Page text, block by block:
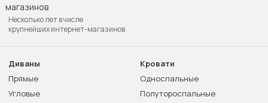
Несколько лет в числе
крупнейших интернет-магазинов
Диваны
Прямые
Угловые
Кровати
Односпальные
Полутороспальные